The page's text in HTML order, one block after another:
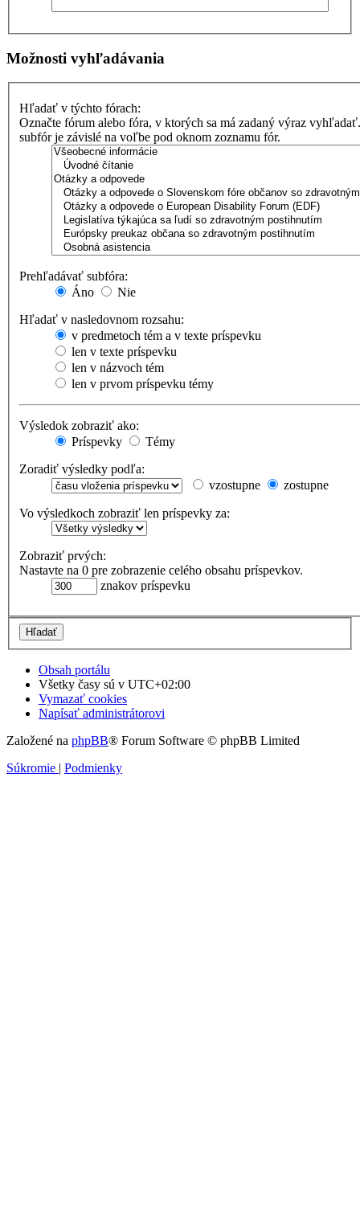
Možnosti vyhľadávania
Hľadať v týchto fórach:
Označte fórum alebo fóra, v ktorých sa má zadaný výraz
subfór je závislé na voľbe pod oknom zoznamu fór.
Prehľadávať subfóra:
Áno
Nie
Hľadať v nasledovnom rozsahu:
v predmetoch tém a v texte príspevku
len v texte príspevku
len v názvoch tém
len v prvom príspevku témy
Výsledok zobraziť ako:
Príspevky
Témy
Zoradiť výsledky podľa:
vzostupne
zostupne
Vo výsledkoch zobraziť len príspevky za:
Zobraziť prvých:
Nastavte na 0 pre zobrazenie celého obsahu príspevkov.
znakov príspevku
Obsah portálu
Všetky časy sú v UTC+02:00
Vymazať cookies
Napísať administrátorovi
Založené na phpBB® Forum Software © phpBB Limited
Súkromie | Podmienky